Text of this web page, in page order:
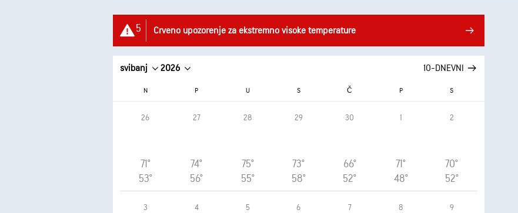
5 Crveno upozorenje za ekstremno visoke temperature
svibanj 2026 10-DNEVNI
N P U S Č P S
26
71°
53°
27
74°
56°
28
75°
55°
29
73°
58°
30
66°
52°
1
71°
48°
2
70°
52°
3 4 5 6 7 8 9